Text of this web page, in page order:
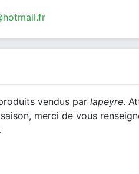
vendus par lapeyre.
merci de vous